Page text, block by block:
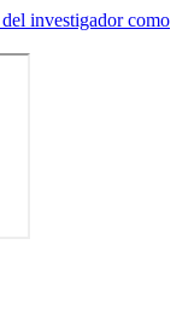
investigador como